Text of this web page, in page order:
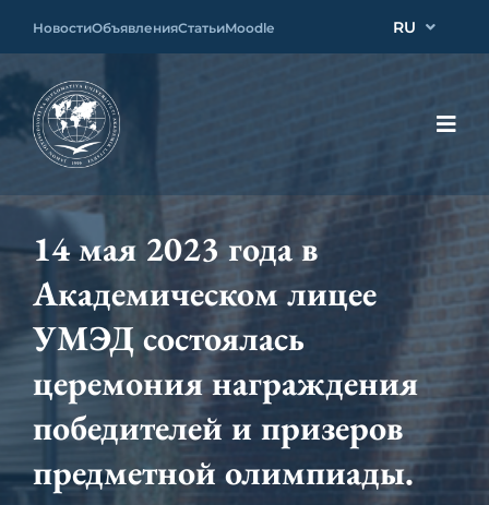
НовостиОбъявленияСтатьиMoodle RU
14 мая 2023 года в
Академическом лицее
УМЭД состоялась
церемония награждения
победителей и призеров
предметной олимпиады.